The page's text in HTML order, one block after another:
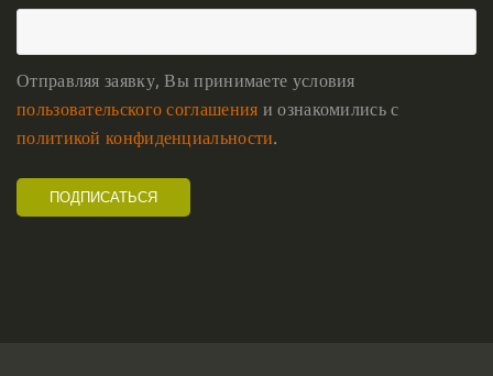
Отправляя заявку, Вы принимаете условия
пользовательского соглашения и ознакомились с
политикой конфиденциальности.